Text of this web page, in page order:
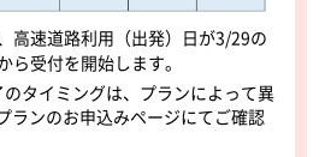
高速道路利用（出発）日が3/29の
ら受付を開始します。
タイミングは、プランによって異
ランのお申込みページにてご確認